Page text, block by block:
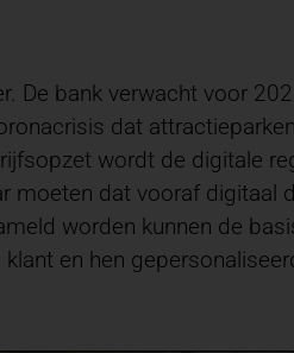
bank verwacht voor
dat
wordt de digitale
moeten dat vooraf digitaal
worden kunnen de
en hen